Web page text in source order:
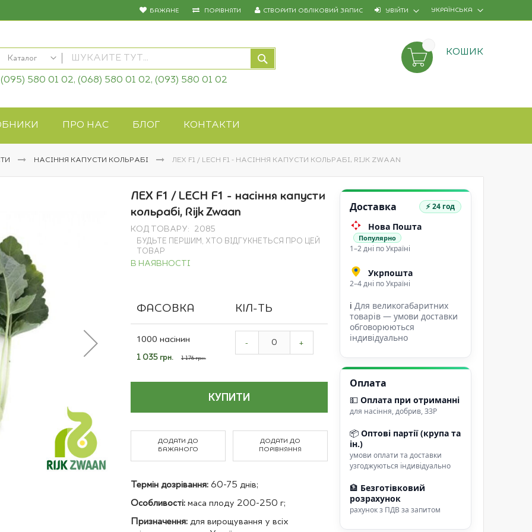
УКРАЇНСЬКА
БАЖАНЕ ПОРІВНЯТИ УВІЙТИ
СТВОРИТИ ОБЛІКОВИЙ ЗАПИС
Каталог
КАТАЛОГ
Товари для дому
Крупи оптом
Польові культури
(095) 580 01 02, (068) 580 01 02, (093) 580 01 02
КОШИК
ПРО НАС БЛОГ КОНТАКТИ
НАСІННЯ КАПУСТИ КОЛЬРАБІ ЛЕХ F1 / LECH F1 - НАСІННЯ КАПУСТИ КОЛЬРАБІ, RIJK ZWAAN
ЛЕХ F1 / LECH F1 - насіння капусти
кольрабі, Rijk Zwaan
КОД ТОВАРУ 2085
БУДЬТЕ ПЕРШИМ, ХТО ВІДГУКНЕТЬСЯ ПРО ЦЕЙ
ТОВАР
В НАЯВНОСТІ
product
ФАСОВКА КІЛ-ТЬ
1000 насінин
Спеціальна
1 035 грн. 1 176 грн.
- +
КУПИТИ
ДОДАТИ ДО
БАЖАНОГО
ДОДАТИ ДО
ПОРІВНЯННЯ
Термін дозрівання:60-75 днів;
Особливості:маса плоду 200-250 г;
Призначення:для вирощування у всіх
Доставка ⚡ 24 год
Нова Пошта
Популярно
1–2 дні по Україні
Укрпошта
2–4 дні по Україні
ℹДля великогабаритних
товарів — умови доставки
обговорюються
індивідуально
Оплата
💵Оплата при отриманні
для насіння, добрив, ЗЗР
📦Оптові партії (крупа та
ін.)
умови оплати та доставки
узгоджуються індивідуально
🏦 Безготівковий
розрахунок
рахунок з ПДВ за запитом